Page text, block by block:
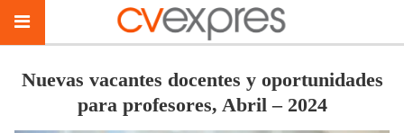
Nuevas vacantes docentes y oportunidades
para profesores, Abril – 2024